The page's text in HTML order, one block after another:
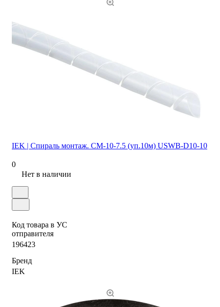
IEK | Спираль монтаж. СМ-10-7.5 (уп.10м) USWB-D10-10
0
Нет в наличии
Код товара в УС
отправителя
196423
Бренд
IEK